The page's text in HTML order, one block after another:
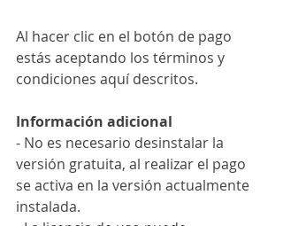
Al hacer clic en el botón de pago
estás aceptando los términos y
condiciones aquí descritos.
Información adicional
- No es necesario desinstalar la
versión gratuita, al realizar el pago
se activa en la versión actualmente
instalada.